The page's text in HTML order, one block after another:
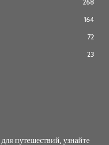
268
164
72
23
путешествий, узнайте